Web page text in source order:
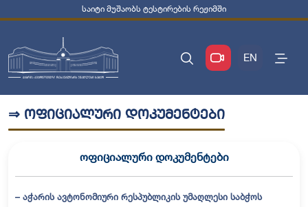
საიტი მუშაობს ტესტირების რეჟიმში
EN
⇒ ოფიციალური დოკუმენტები
ოფიციალური დოკუმენტები
– აჭარის ავტონომიური რესპუბლიკის უმაღლესი საბჭოს